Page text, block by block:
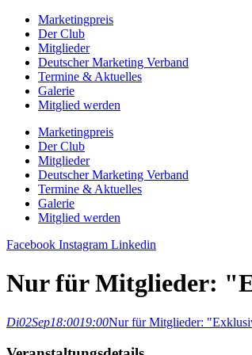
Zum
Inhalt
springen
Marketingpreis
Der Club
Mitglieder
Deutscher Marketing Verband
Termine & Aktuelles
Galerie
Mitglied werden
Marketingpreis
Der Club
Mitglieder
Deutscher Marketing Verband
Termine & Aktuelles
Galerie
Mitglied werden
Facebook Instagram Linkedin
Nur für Mitglieder:
Di02Sep18:0019:00Nur für Mitglieder: